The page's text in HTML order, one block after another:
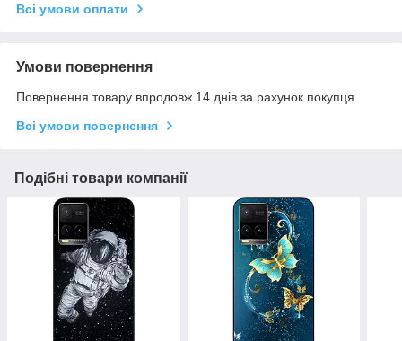
Всі умови оплати
Умови повернення
Повернення товару впродовж 14 днів за рахунок покупця
Всі умови повернення
Подібні товари компанії